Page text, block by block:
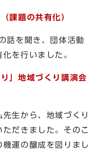
課題の共有化）
話を聞き、団体活動
を行いました。
」地域づくり講演会
生から、地域づくり
だきました。そのこ
運の醸成を図りまし